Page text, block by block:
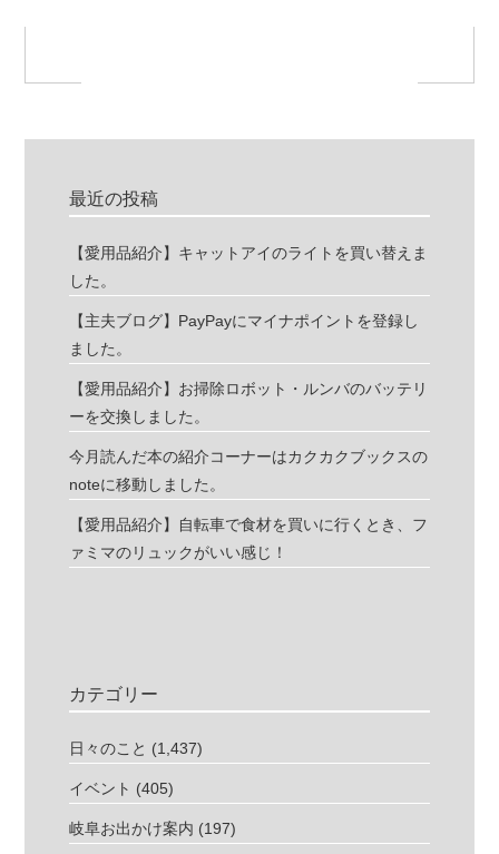
最近の投稿
【愛用品紹介】キャットアイのライトを買い替えま
した。
【主夫ブログ】PayPayにマイナポイントを登録し
ました。
【愛用品紹介】お掃除ロボット・ルンバのバッテリ
ーを交換しました。
今月読んだ本の紹介コーナーはカクカクブックスの
noteに移動しました。
【愛用品紹介】自転車で食材を買いに行くとき、フ
ァミマのリュックがいい感じ！
カテゴリー
日々のこと (1,437)
イベント (405)
岐阜お出かけ案内 (197)